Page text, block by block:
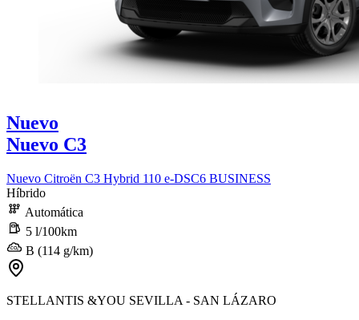
Nuevo
Nuevo C3
Nuevo Citroën C3 Hybrid 110 e-DSC6 BUSINESS
Híbrido
Automática
5 l/100km
B (114 g/km)
STELLANTIS &YOU SEVILLA - SAN LÁZARO